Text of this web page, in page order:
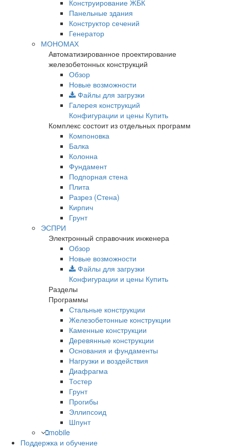
Конструирование ЖБК
Панельные здания
Конструктор сечений
Генератор
МОНОМАХ
Автоматизированное проектирование
железобетонных конструкций
Обзор
Новые возможности
Файлы для загрузки
Галерея конструкций
Конфигурации и цены Купить
Комплекс состоит из отдельных программ
Компоновка
Балка
Колонна
Фундамент
Подпорная стена
Плита
Разрез (Стена)
Кирпич
Грунт
ЭСПРИ
Электронный справочник инженера
Обзор
Новые возможности
Файлы для загрузки
Конфигурации и цены Купить
Разделы
Программы
Стальные конструкции
Железобетонные конструкции
Каменные конструкции
Деревянные конструкции
Основания и фундаменты
Нагрузки и воздействия
Диафрагма
Тостер
Грунт
Прогибы
Эллипсоид
Шпунт
mobile
Поддержка и обучение